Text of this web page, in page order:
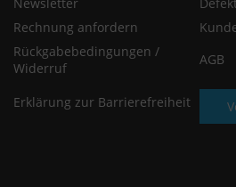
Rechnung anfordern
Rückgabebedingungen /
Widerruf
AGB
Erklärung zur Barrierefreiheit